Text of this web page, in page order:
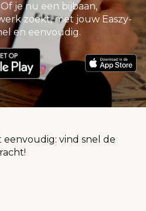
je nu een bijbaan,
zoekt, met jouw Easzy-
en eenvoudig.
vind snel de